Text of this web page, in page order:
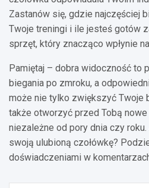
Zastanów się, gdzie najczęściej
Twoje treningi i ile jesteś gotów
sprzęt, który znacząco wpłynie
Pamiętaj – dobra widoczność to
biegania po zmroku, a
może nie tylko zwiększyć Twoje
także otworzyć przed Tobą
niezależne od pory dnia czy
swoją ulubioną czołówkę?
doświadczeniami w